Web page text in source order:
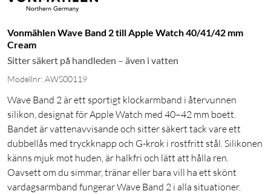
Vonmählen Wave Band 2 till Apple Watch 40/41/42 mm
Cream
Sitter säkert på handleden – även i vatten
Modellnr: AWS00119
Wave Band 2 är ett sportigt klockarmband i återvunnen
silikon, designat för Apple Watch med 40–42 mm boett.
Bandet är vattenavvisande och sitter säkert tack vare ett
dubbellås med tryckknapp och G-krok i rostfritt stål. Silikonen
känns mjuk mot huden, är halkfri och lätt att hålla ren.
Oavsett om du simmar, tränar eller bara vill ha ett skönt
vardagsarmband fungerar Wave Band 2 i alla situationer.